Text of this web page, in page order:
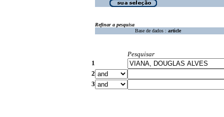
Refinar a pesquisa
Base de dados : article
Pesquisar
1
2
3